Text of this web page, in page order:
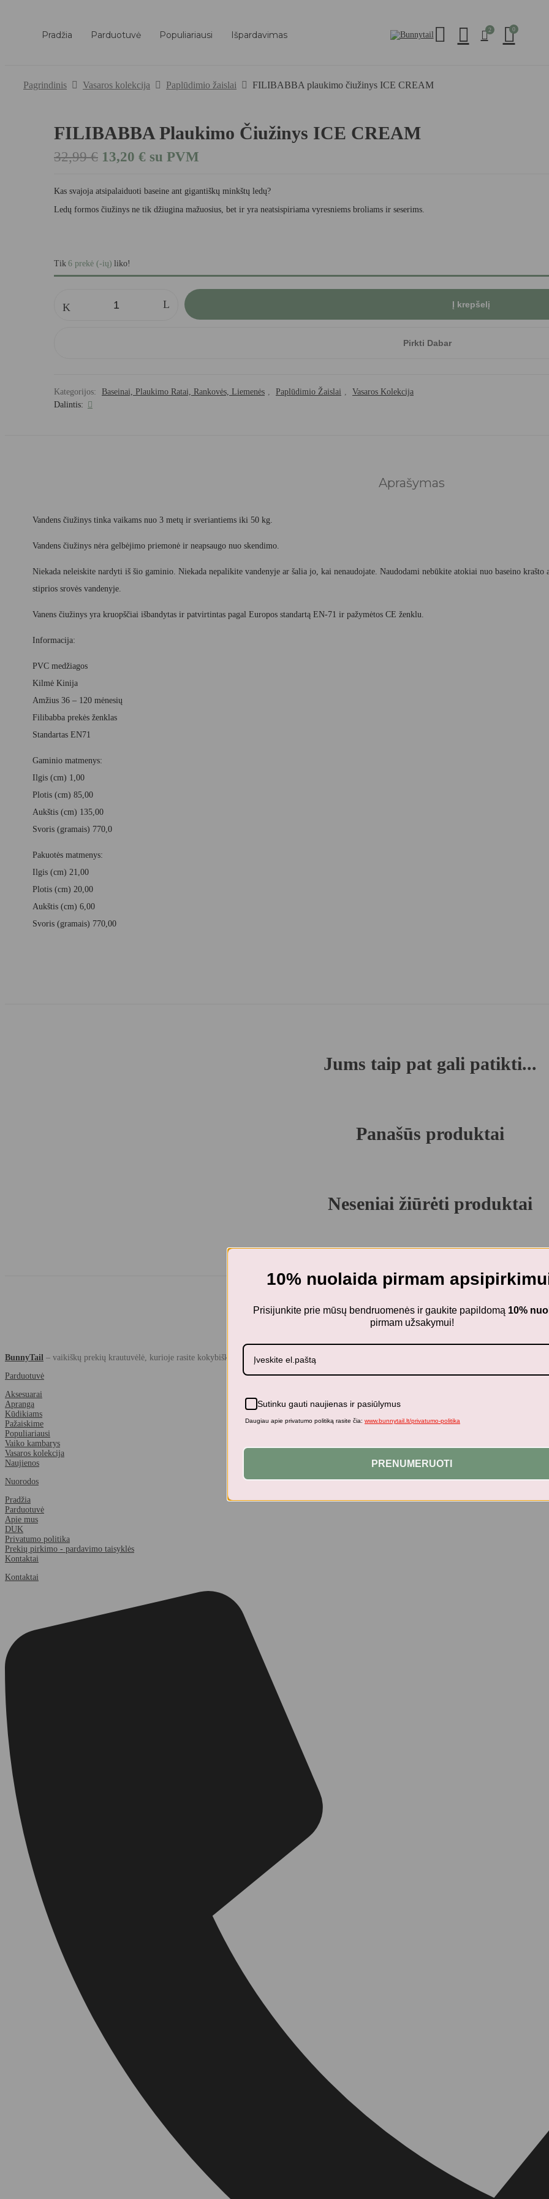
Pradžia Parduotuvė Populiariausi Išpardavimas 2 0
Pagrindinis Vasaros kolekcija Paplūdimio žaislai FILIBABBA plaukimo čiužinys ICE CREAM
FILIBABBA Plaukimo Čiužinys ICE CREAM
32,99€ Original
price
13,20 € Current
price
su PVM
Kas svajoja atsipalaiduoti baseine ant gigantiškų minkštų ledų?
Ledų formos čiužinys ne tik džiugina mažuosius, bet ir yra neatsispiriama vyresniems broliams ir seserims.
Tik 6 prekė (-ių) liko!
kiekis:
FILIBABBA
Į krepšelį
Pirkti Dabar
Kategorijos: Baseinai, Plaukimo Ratai, Rankovės, Liemenės , Paplūdimio Žaislai ,
Vasaros Kolekcija
Dalintis:
Aprašymas
Vandens čiužinys tinka vaikams nuo 3 metų ir sveriantiems iki 50 kg.
Vandens čiužinys nėra gelbėjimo priemonė ir neapsaugo nuo skendimo.
Niekada neleiskite nardyti iš šio gaminio. Niekada nepalikite vandenyje ar šalia jo, kai nenaudojate. Naudodami nebūkite atokiai nuo baseino
stiprios srovės vandenyje.
Vanens čiužinys yra kruopščiai išbandytas ir patvirtintas pagal Europos standartą EN-71 ir pažymėtos CE ženklu.
Informacija:
PVC medžiagos
Kilmė Kinija
Amžius 36 – 120 mėnesių
Filibabba prekės ženklas
Standartas EN71
Gaminio matmenys:
Ilgis (cm) 1,00
Plotis (cm) 85,00
Aukštis (cm) 135,00
Svoris (gramais) 770,0
Pakuotės matmenys:
Ilgis (cm) 21,00
Plotis (cm) 20,00
Aukštis (cm) 6,00
Svoris (gramais) 770,00
Jums taip pat gali patikti...
Panašūs produktai
Neseniai žiūrėti produktai
BunnyTail – vaikiškų prekių krautuvėlė, kurioje rasite kokybiškus ir stilingus daiktus savo vaikams!
Parduotuvė
Aksesuarai
Apranga
Kūdikiams
Pažaiskime
Populiariausi
Vaiko kambarys
Vasaros kolekcija
Naujienos
Nuorodos
Pradžia
Parduotuvė
Apie mus
DUK
Privatumo politika
Prekių pirkimo - pardavimo taisyklės
Kontaktai
Kontaktai
10% nuolaida pirmam
Prisijunkite prie mūsų bendruomenės ir gaukite papildomą 10%
pirmam užsakymui!
Sutinku gauti naujienas ir pasiūlymus
Daugiau apie privatumo politiką rasite čia: www.bunnytail.lt/privatumo-politika
PRENUMERUOTI